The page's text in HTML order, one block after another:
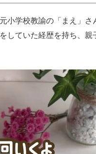
小学校教諭の「まえ」さ
していた経歴を持ち、